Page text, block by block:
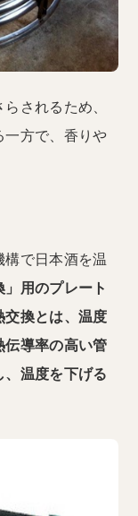
されるため、
一方で、香りや
で日本酒を温
」用のプレート
交換とは、温度
伝導率の高い管
温度を下げる